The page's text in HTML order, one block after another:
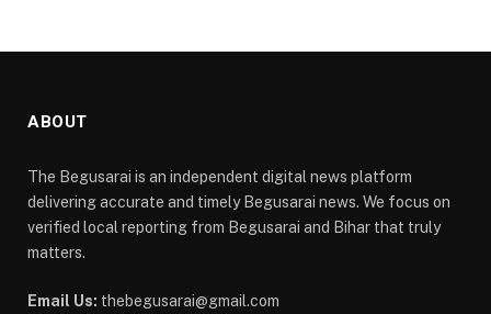
ABOUT
The Begusarai is an independent digital news platform
delivering accurate and timely Begusarai news. We focus on
verified local reporting from Begusarai and Bihar that truly
matters.
Email Us: thebegusarai@gmail.com